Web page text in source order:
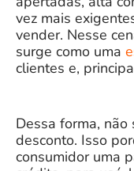
vez mais
vender. Nesse
surge como uma
clientes e,
Dessa forma,
desconto. Isso
consumidor uma